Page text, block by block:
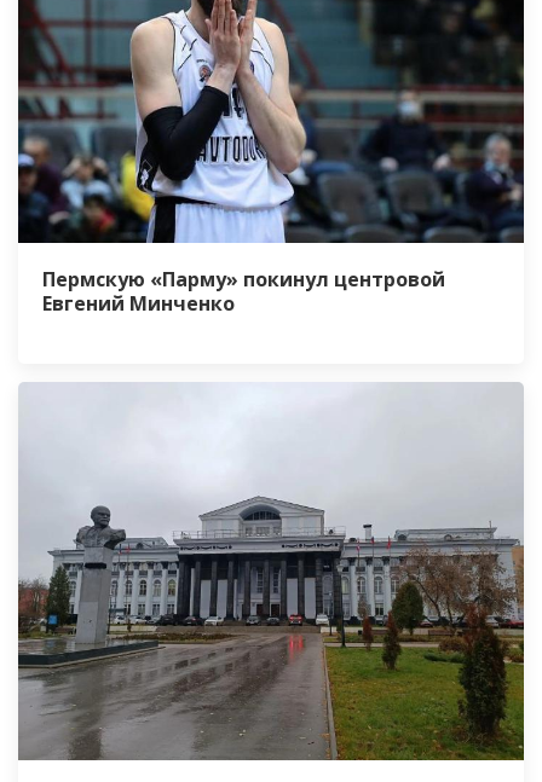
Пермскую «Парму» покинул центровой
Евгений Минченко